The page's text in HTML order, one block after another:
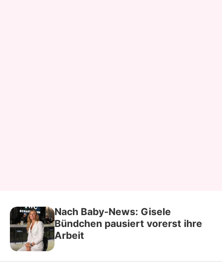
Nach Baby-News: Gisele
Bündchen pausiert vorerst ihre
Arbeit